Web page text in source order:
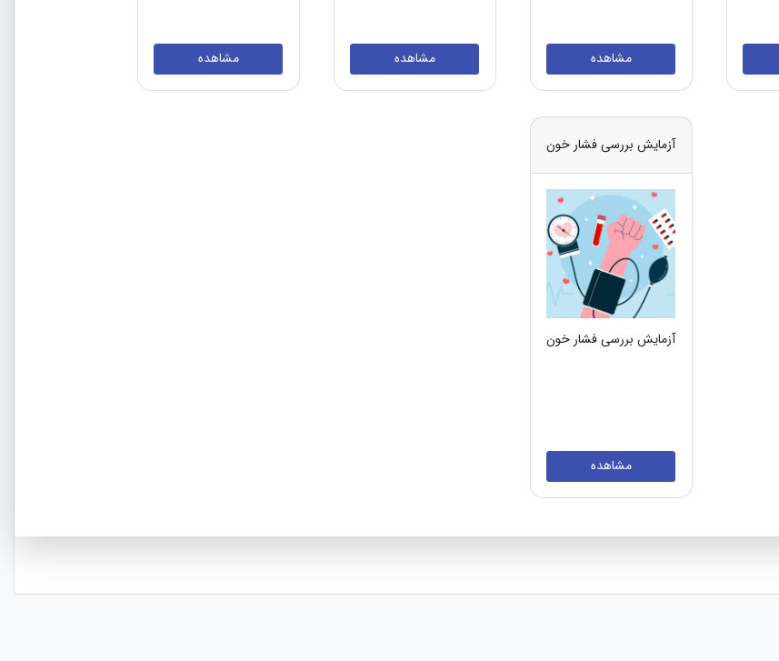
مشاهده مشاهده مشاهده
آزمایش بررسی فشار خون
آزمایش بررسی فشار خون
مشاهده